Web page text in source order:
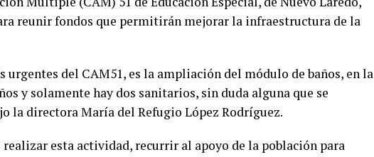
reunir fondos que permitirán mejorar la infraestructura de la
urgentes del CAM51, es la ampliación del módulo de baños, en la
y solamente hay dos sanitarios, sin duda alguna que se
la directora María del Refugio López Rodríguez.
esta actividad, recurrir al apoyo de la población para